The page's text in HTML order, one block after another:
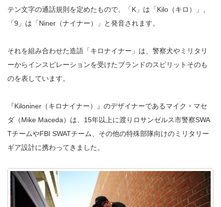
テン文字の通話規則を定めたもので、「K 」は「Kilo （キロ）」、
「9 」は「Niner （ナイナー）」と発音されます。
それを組み合わせた造語「キロナイナー」は、警察犬やミリタリ
ーからインスピレーションを受けたブランドのスピリットそのも
のを表しています。
『Kiloniner （キロナイナー）』のデザイナーであるマイク・マセ
ダ（Mike Maceda）は、 15年以上に渡りロサンゼルス市警察SWA
TチームやFBI SWATチーム、その他の特殊部隊向けのミリタリー
ギア設計に携わってきました。